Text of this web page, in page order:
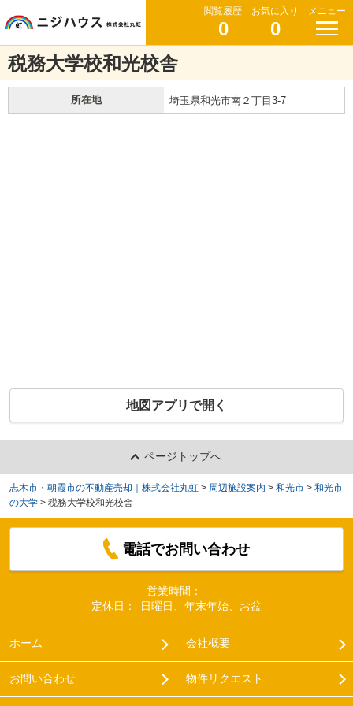
閲覧履歴
0
お気に入り
0
メニュー
税務大学校和光校舎
所在地 埼玉県和光市南２丁目3-7
地図アプリで開く
ページトップへ
志木市・朝霞市の不動産売却｜株式会社丸虹 > 周辺施設案内 > 和光市 > 和光市
の大学 > 税務大学校和光校舎
電話でお問い合わせ
営業時間：
定休日：
日曜日、年末年始、お盆
ホーム 会社概要
お問い合わせ 物件リクエスト